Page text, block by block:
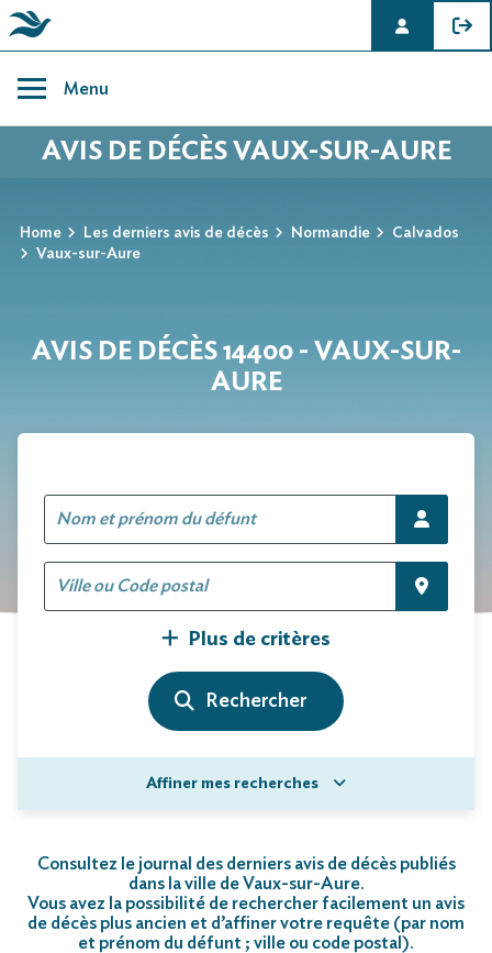
content
Menu
AVIS DE DÉCÈS VAUX-SUR-AURE
Home Les derniers avis de décès Normandie
Calvados
Vaux-sur-Aure
AVIS DE DÉCÈS 14400 - VAUX-SUR-
AURE
Plus de critères
Affiner mes recherches
Consultez le journal des derniers avis de décès publiés
dans la ville de Vaux-sur-Aure.
Vous avez la possibilité de rechercher facilement un avis
de décès plus ancien et d’affiner votre requête (par nom
et prénom du défunt ; ville ou code postal).